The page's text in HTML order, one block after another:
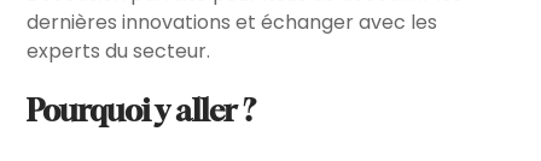
dernières innovations et échanger avec les
experts du secteur.
Pourquoi y aller ?